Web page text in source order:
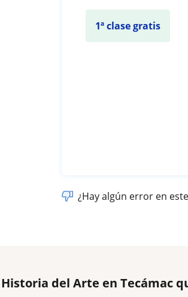
1ª clase gratis
¿Hay algún error en
del Arte en Tecámac